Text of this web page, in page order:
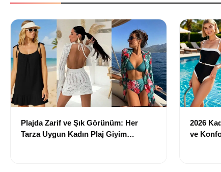
Plajda Zarif ve Şık Görünüm: Her
Tarza Uygun Kadın Plaj Giyim
2026
ve